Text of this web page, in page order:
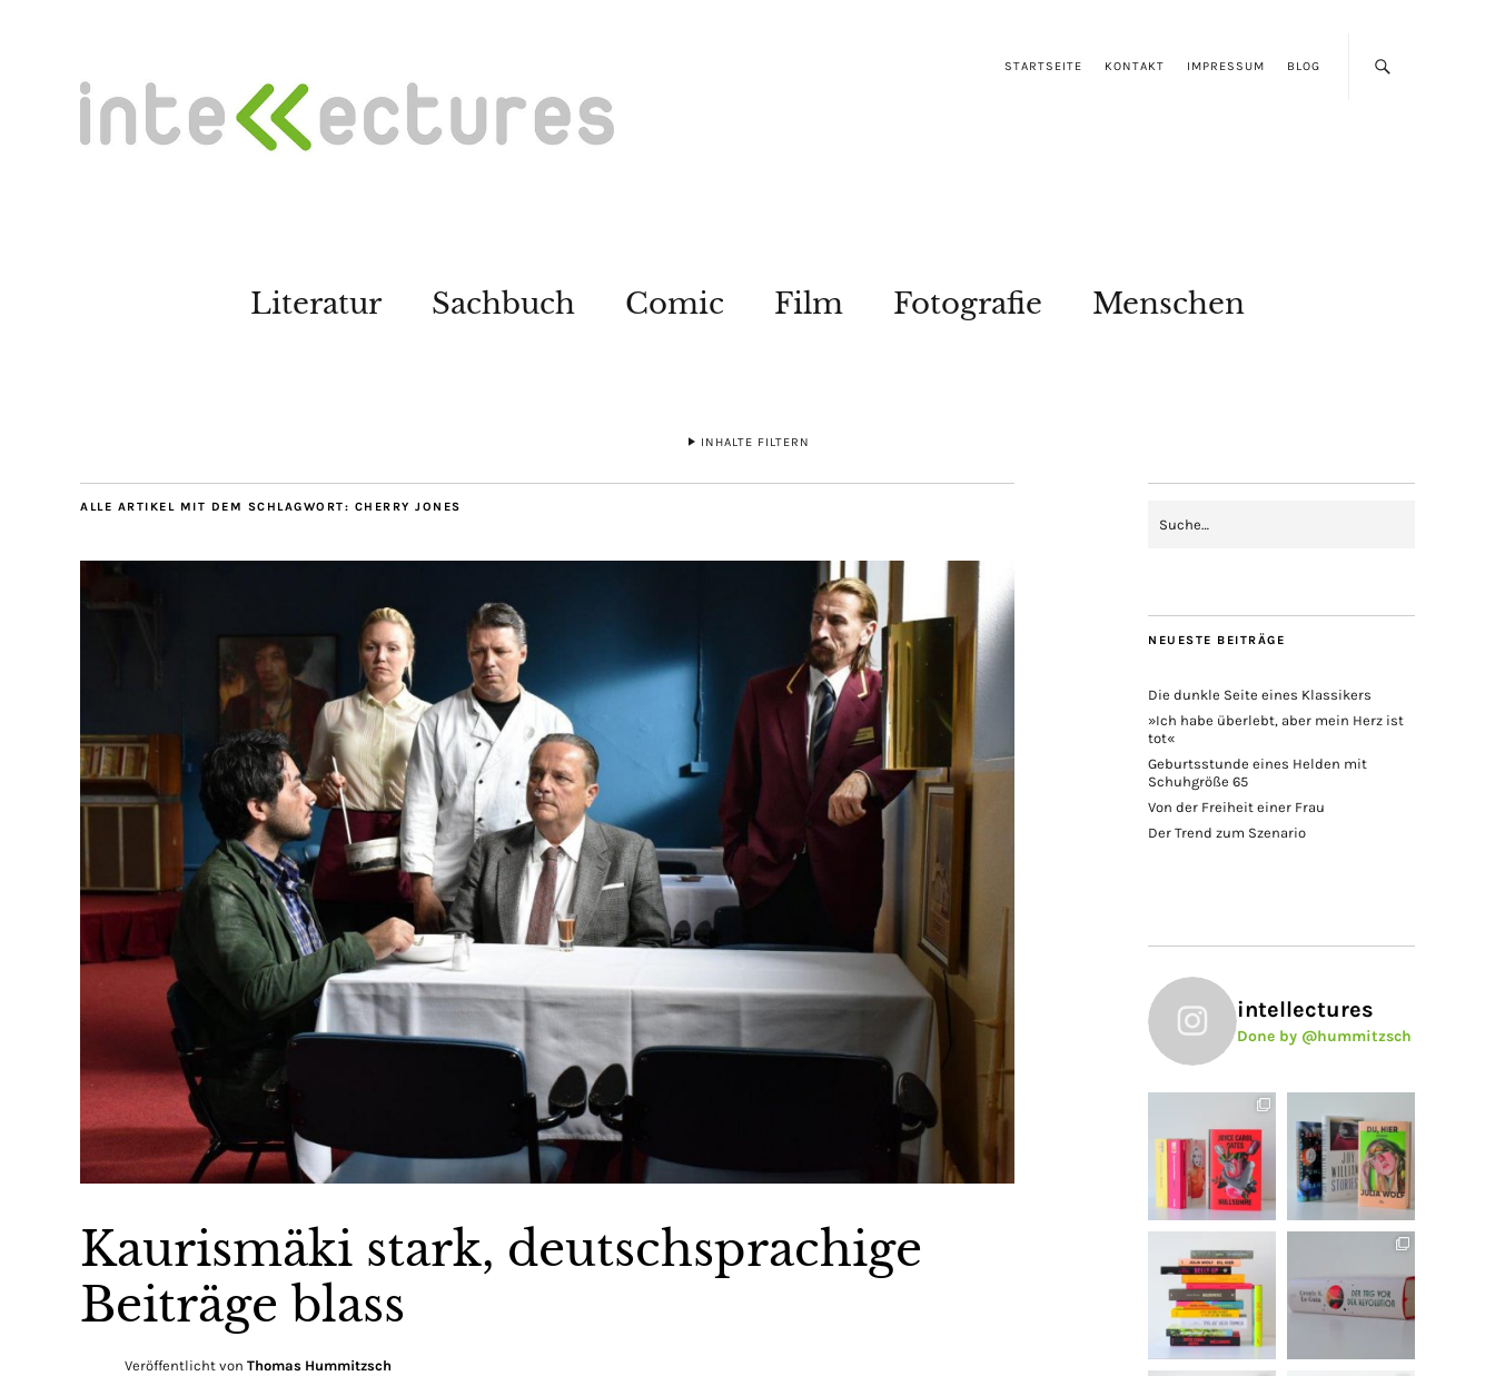
STARTSEITE KONTAKT IMPRESSUM BLOG
Literatur Sachbuch Comic Film Fotografie Menschen
INHALTE FILTERN
ALLE ARTIKEL MIT DEM SCHLAGWORT: CHERRY JONES
Kaurismäki stark, deutschsprachige
Beiträge blass
Veröffentlicht von Thomas Hummitzsch
NEUESTE BEITRÄGE
Die dunkle Seite eines Klassikers
»Ich habe überlebt, aber mein Herz ist
tot«
Geburtsstunde eines Helden mit
Schuhgröße 65
Von der Freiheit einer Frau
Der Trend zum Szenario
intellectures
Done by @hummitzsch